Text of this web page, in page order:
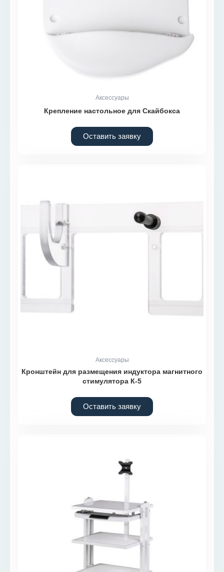
Аксессуары
Крепление настольное для Скайбокса
Оставить заявку
Аксессуары
Кронштейн для размещения индуктора магнитного
стимулятора К-5
Оставить заявку